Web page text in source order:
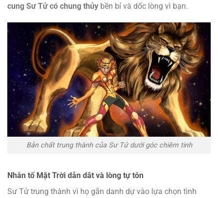
cung Sư Tử có chung thủy bền bỉ và dốc lòng vì bạn.
Bản chất trung thành của Sư Tử dưới góc chiêm tinh
Nhân tố Mặt Trời dẫn dắt và lòng tự tôn
Sư Tử trung thành vì họ gắn danh dự vào lựa chọn tình